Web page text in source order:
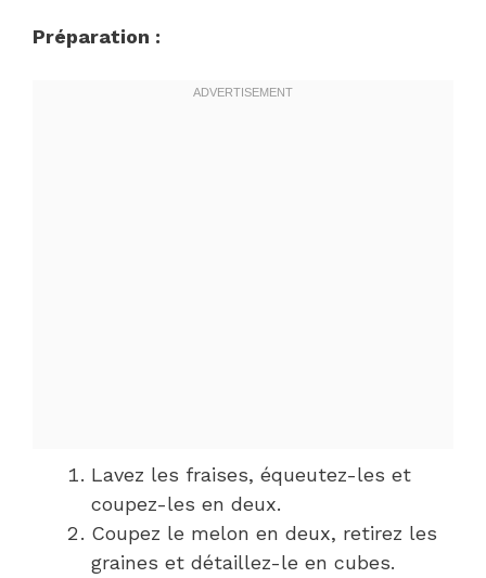
Préparation :
Lavez les fraises, équeutez-les et
coupez-les en deux.
Coupez le melon en deux, retirez les
graines et détaillez-le en cubes.